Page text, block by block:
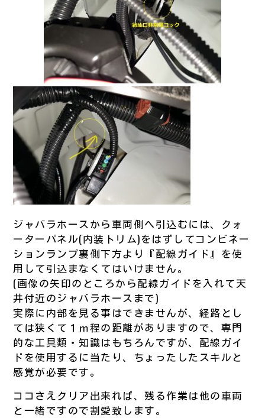
ジャバラホースから車両側へ引込むには、クォ
ーターパネル(内装トリム)をはずしてコンビネー
ションランプ裏側下方より『配線ガイド』を使
用して引込まなくてはいけません。
(画像の矢印のところから配線ガイドを入れて天
井付近のジャバラホースまで)
実際に内部を見る事はできませんが、経路とし
ては狭くて１ｍ程の距離がありますので、専門
的な工具類・知識はもちろんですが、配線ガイ
ドを使用するに当たり、ちょったしたスキルと
感覚が必要です。
ココさえクリア出来れば、残る作業は他の車両
と一緒ですので割愛致します。